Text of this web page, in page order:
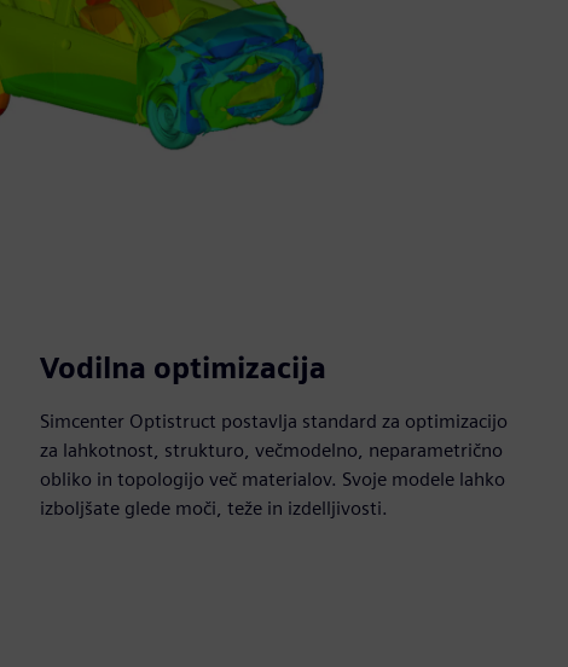
Vodilna optimizacija
Simcenter Optistruct postavlja standard za optimizacijo
za lahkotnost, strukturo, večmodelno, neparametrično
obliko in topologijo več materialov. Svoje modele lahko
izboljšate glede moči, teže in izdelljivosti.